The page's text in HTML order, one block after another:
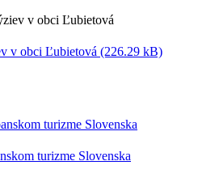
v obci Ľubietová (226.29 kB)
turizme Slovenska